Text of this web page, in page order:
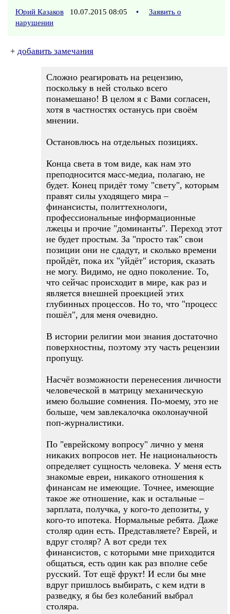
Юрий Казаков 10.07.2015 08:05 •
Заявить о
нарушении
+ добавить замечания
Сложно реагировать на рецензию,
поскольку в ней столько всего
понамешано! В целом я с Вами согласен,
хотя в частностях останусь при своём
мнении.
Остановлюсь на отдельных позициях.
Конца света в том виде, как нам это
преподносится масс-медиа, полагаю, не
будет. Конец придёт тому "свету", которым
правят силы уходящего мира –
финансисты, политтехнологи,
профессиональные информационные
лжецы и прочие "доминанты". Переход этот
не будет простым. За "просто так" свои
позиции они не сдадут, и сколько времени
пройдёт, пока их "уйдёт" история, сказать
не могу. Видимо, не одно поколение. То,
что сейчас происходит в мире, как раз и
является внешней проекцией этих
глубинных процессов. Но то, что "процесс
пошёл", для меня очевидно.
В истории религии мои знания достаточно
поверхностны, поэтому эту часть рецензии
пропущу.
Насчёт возможности перенесения личности
человеческой в матрицу механическую
имею большие сомнения. По-моему, это не
больше, чем завлекалочка околонаучной
поп-журналистики.
По "еврейскому вопросу" лично у меня
никаких вопросов нет. Не национальность
определяет сущность человека. У меня есть
знакомые евреи, никакого отношения к
финансам не имеющие. Точнее, имеющие
такое же отношение, как и остальные –
зарплата, получка, у кого-то депозиты, у
кого-то ипотека. Нормальные ребята. Даже
столяр один есть. Представляете? Еврей, и
вдруг столяр? А вот среди тех
финансистов, с которыми мне приходится
общаться, есть один как раз вполне себе
русский. Тот ещё фрукт! И если бы мне
вдруг пришлось выбирать, с кем идти в
разведку, я бы без колебаний выбрал
столяра.